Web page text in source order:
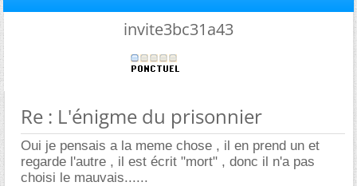
invite3bc31a43
Re : L'énigme du prisonnier
Oui je pensais a la meme chose , il en prend un et
regarde l'autre , il est écrit "mort" , donc il n'a pas
choisi le mauvais......